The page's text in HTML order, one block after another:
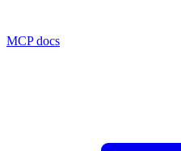
MCP docs